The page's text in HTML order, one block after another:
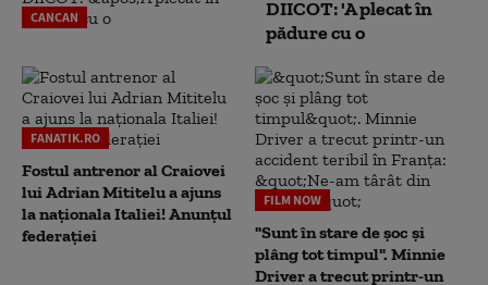
CANCAN
DIICOT: 'A plecat în
pădure cu o
FANATIK.RO
Fostul antrenor al Craiovei
lui Adrian Mititelu a ajuns
la naționala Italiei! Anunțul
federației
FILM NOW
"Sunt în stare de șoc și
plâng tot timpul". Minnie
Driver a trecut printr-un